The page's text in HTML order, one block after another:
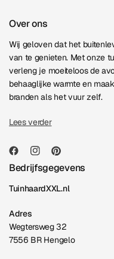
Over ons
Wij geloven dat het
van te genieten. Met onze
verleng je moeiteloos de
behaaglijke warmte en
branden als het vuur zelf.
Lees verder
Bedrijfsgegevens
TuinhaardXXL.nl
Adres
Wegtersweg 32
7556 BR Hengelo